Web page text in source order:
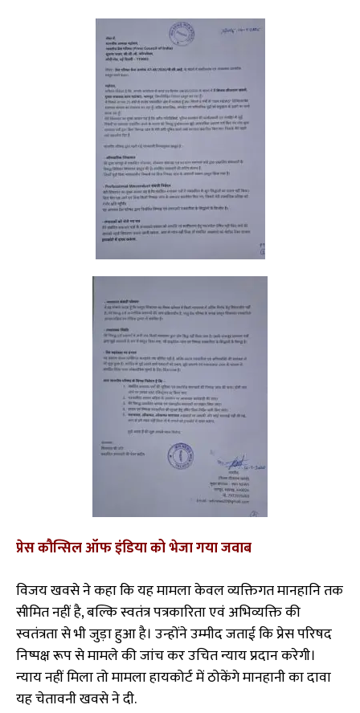
प्रेस कौन्सिल ऑफ इंडिया को भेजा गया जवाब
विजय खवसे ने कहा कि यह मामला केवल व्यक्तिगत मानहानि तक
सीमित नहीं है, बल्कि स्वतंत्र पत्रकारिता एवं अभिव्यक्ति की
स्वतंत्रता से भी जुड़ा हुआ है। उन्होंने उम्मीद जताई कि प्रेस परिषद
निष्पक्ष रूप से मामले की जांच कर उचित न्याय प्रदान करेगी।
न्याय नहीं मिला तो मामला हायकोर्ट में ठोकेंगे मानहानी का दावा
यह चेतावनी खवसे ने दी.